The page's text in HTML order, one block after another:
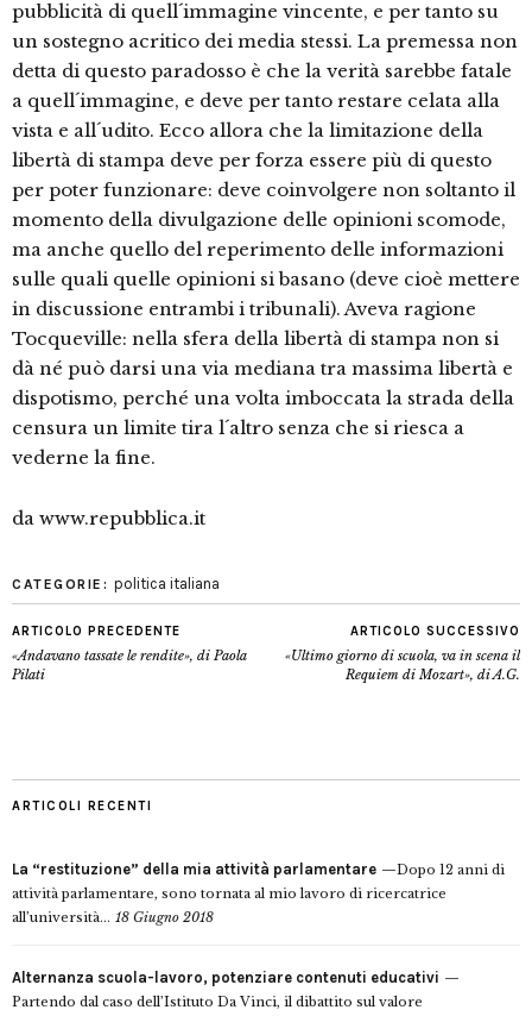
pubblicità di quell´immagine vincente, e per tanto su
un sostegno acritico dei media stessi. La premessa non
detta di questo paradosso è che la verità sarebbe fatale
a quell´immagine, e deve per tanto restare celata alla
vista e all´udito. Ecco allora che la limitazione della
libertà di stampa deve per forza essere più di questo
per poter funzionare: deve coinvolgere non soltanto il
momento della divulgazione delle opinioni scomode,
ma anche quello del reperimento delle informazioni
sulle quali quelle opinioni si basano (deve cioè mettere
in discussione entrambi i tribunali). Aveva ragione
Tocqueville: nella sfera della libertà di stampa non si
dà né può darsi una via mediana tra massima libertà e
dispotismo, perché una volta imboccata la strada della
censura un limite tira l´altro senza che si riesca a
vederne la fine.
da www.repubblica.it
CATEGORIE: politica italiana
ARTICOLO PRECEDENTE
«Andavano tassate le rendite», di Paola
Pilati
ARTICOLO SUCCESSIVO
«Ultimo giorno di scuola, va in scena il
Requiem di Mozart», di A.G.
ARTICOLI RECENTI
La “restituzione” della mia attività parlamentare
Dopo 12 anni di
attività parlamentare, sono tornata al mio lavoro di ricercatrice
all’università... 18 Giugno 2018
Alternanza scuola-lavoro, potenziare contenuti educativi
Partendo dal caso dell’Istituto Da Vinci, il dibattito sul valore